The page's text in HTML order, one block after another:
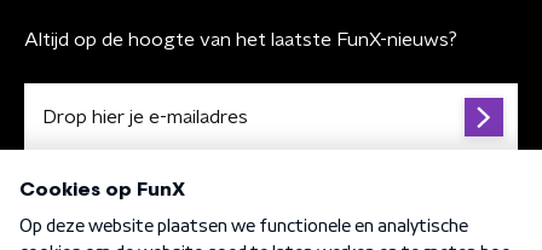
Altijd op de hoogte van het laatste FunX-nieuws?